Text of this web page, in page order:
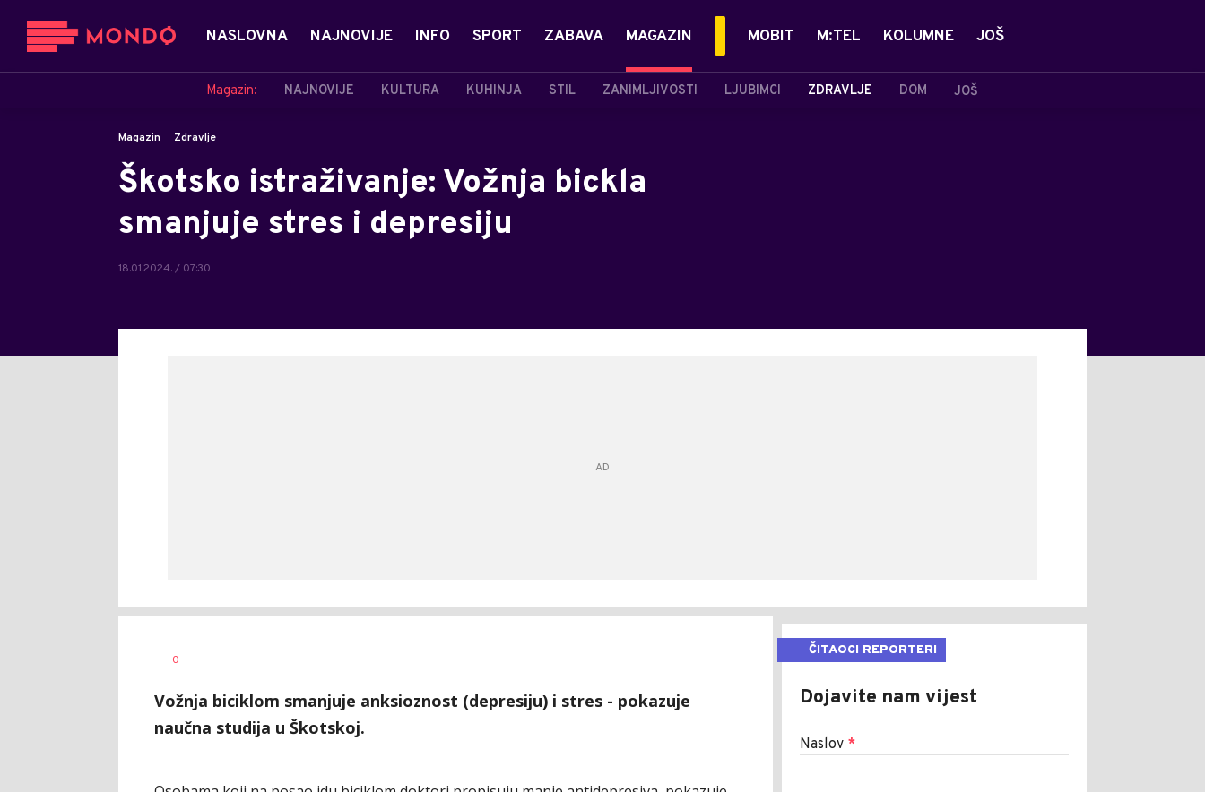
NASLOVNA NAJNOVIJE INFO SPORT ZABAVA MAGAZIN
Magazin: NAJNOVIJE KULTURA KUHINJA STIL ZANIMLJIVOSTI LJUBIMCI ZDRAVLJE DOM JOŠ
MOBIT M:TEL KOLUMNE JOŠ
Magazin Zdravlje
Škotsko istraživanje: Vožnja bickla
smanjuje stres i depresiju
18.01.2024. / 07:30
AUTOR
0
Vožnja biciklom smanjuje anksioznost (depresiju) i stres - pokazuje
naučna studija u Škotskoj.
ČITAOCI REPORTERI
Dojavite nam vijest
Naslov *